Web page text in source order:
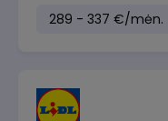
289 - 337 €/mėn.